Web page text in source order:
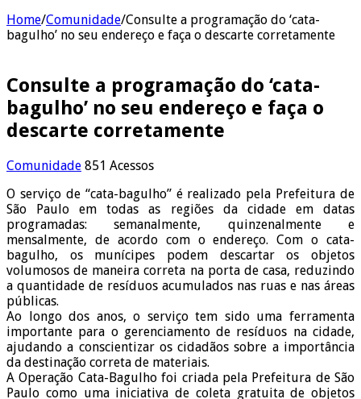
Home/Comunidade/Consulte a programação do ‘cata-
bagulho’ no seu endereço e faça o descarte corretamente
Consulte a programação do ‘cata-
bagulho’ no seu endereço e faça o
descarte corretamente
Comunidade 851 Acessos
O serviço de “cata-bagulho” é realizado pela Prefeitura de
São Paulo em todas as regiões da cidade em datas
programadas: semanalmente, quinzenalmente e
mensalmente, de acordo com o endereço. Com o cata-
bagulho, os munícipes podem descartar os objetos
volumosos de maneira correta na porta de casa, reduzindo
a quantidade de resíduos acumulados nas ruas e nas áreas
públicas.
Ao longo dos anos, o serviço tem sido uma ferramenta
importante para o gerenciamento de resíduos na cidade,
ajudando a conscientizar os cidadãos sobre a importância
da destinação correta de materiais.
A Operação Cata-Bagulho foi criada pela Prefeitura de São
Paulo como uma iniciativa de coleta gratuita de objetos